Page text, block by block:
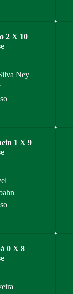
2 X 10
Ney
1 X 9
0 X 8